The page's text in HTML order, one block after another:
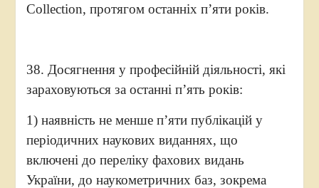
Collection, протягом останніх п’яти років.
38. Досягнення у професійній діяльності, які
зараховуються за останні п’ять років:
1) наявність не менше п’яти публікацій у
періодичних наукових виданнях, що
включені до переліку фахових видань
України, до наукометричних баз, зокрема